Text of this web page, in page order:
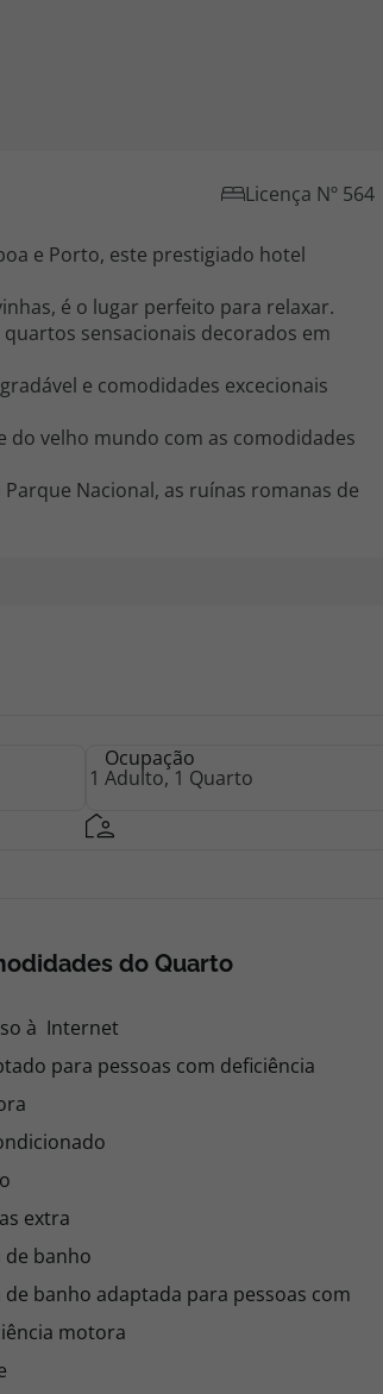
Licença Nº 564
e Porto, este prestigiado hotel
é o lugar perfeito para relaxar.
sensacionais decorados em
e comodidades excecionais
do velho mundo com as comodidades
Nacional, as ruínas romanas de
Ocupação
do Quarto
à Internet
para pessoas com deficiência
extra
de banho
de banho adaptada para pessoas com
motora